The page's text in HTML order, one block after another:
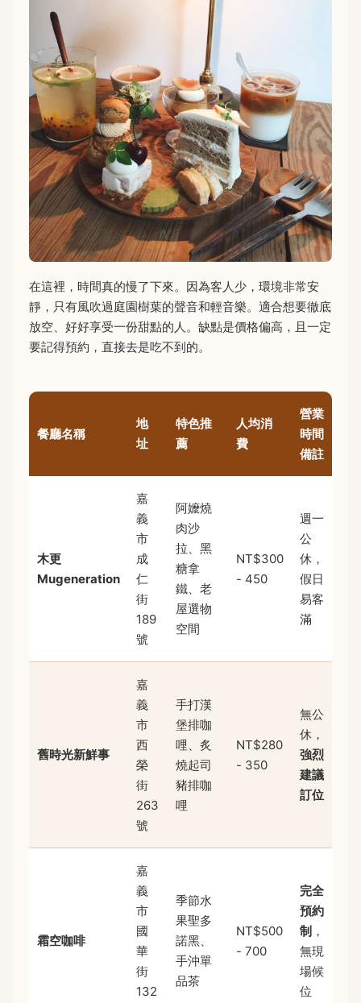
在這裡，時間真的慢了下來。因為客人少，環境非常安
靜，只有風吹過庭園樹葉的聲音和輕音樂。適合想要徹底
放空、好好享受一份甜點的人。缺點是價格偏高，且一定
要記得預約，直接去是吃不到的。
餐廳名稱
地
址
特色推
薦
人均消
費
營業
時間
備註
木更
Mugeneration
嘉
義
市
成
仁
街
189
號
阿嬤燒
肉沙
拉、黑
糖拿
鐵、老
屋選物
空間
NT$300
- 450
週一
公
休，
假日
易客
滿
舊時光新鮮事
嘉
義
市
西
榮
街
263
號
手打漢
堡排咖
哩、炙
燒起司
豬排咖
哩
NT$280
- 350
無公
休，
強烈
建議
訂位
霜空咖啡
嘉
義
市
國
華
街
132
季節水
果聖多
諾黑、
手沖單
品茶
NT$500
- 700
完全
預約
制 ，
無現
場候
位